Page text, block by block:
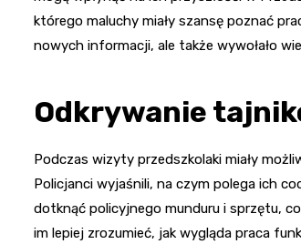
którego maluchy miały szansę poznać
nowych informacji, ale także wywołało
Odkrywanie
Podczas wizyty przedszkolaki miały
Policjanci wyjaśnili, na czym polega ich
dotknąć policyjnego munduru i sprzętu,
im lepiej zrozumieć, jak wygląda praca